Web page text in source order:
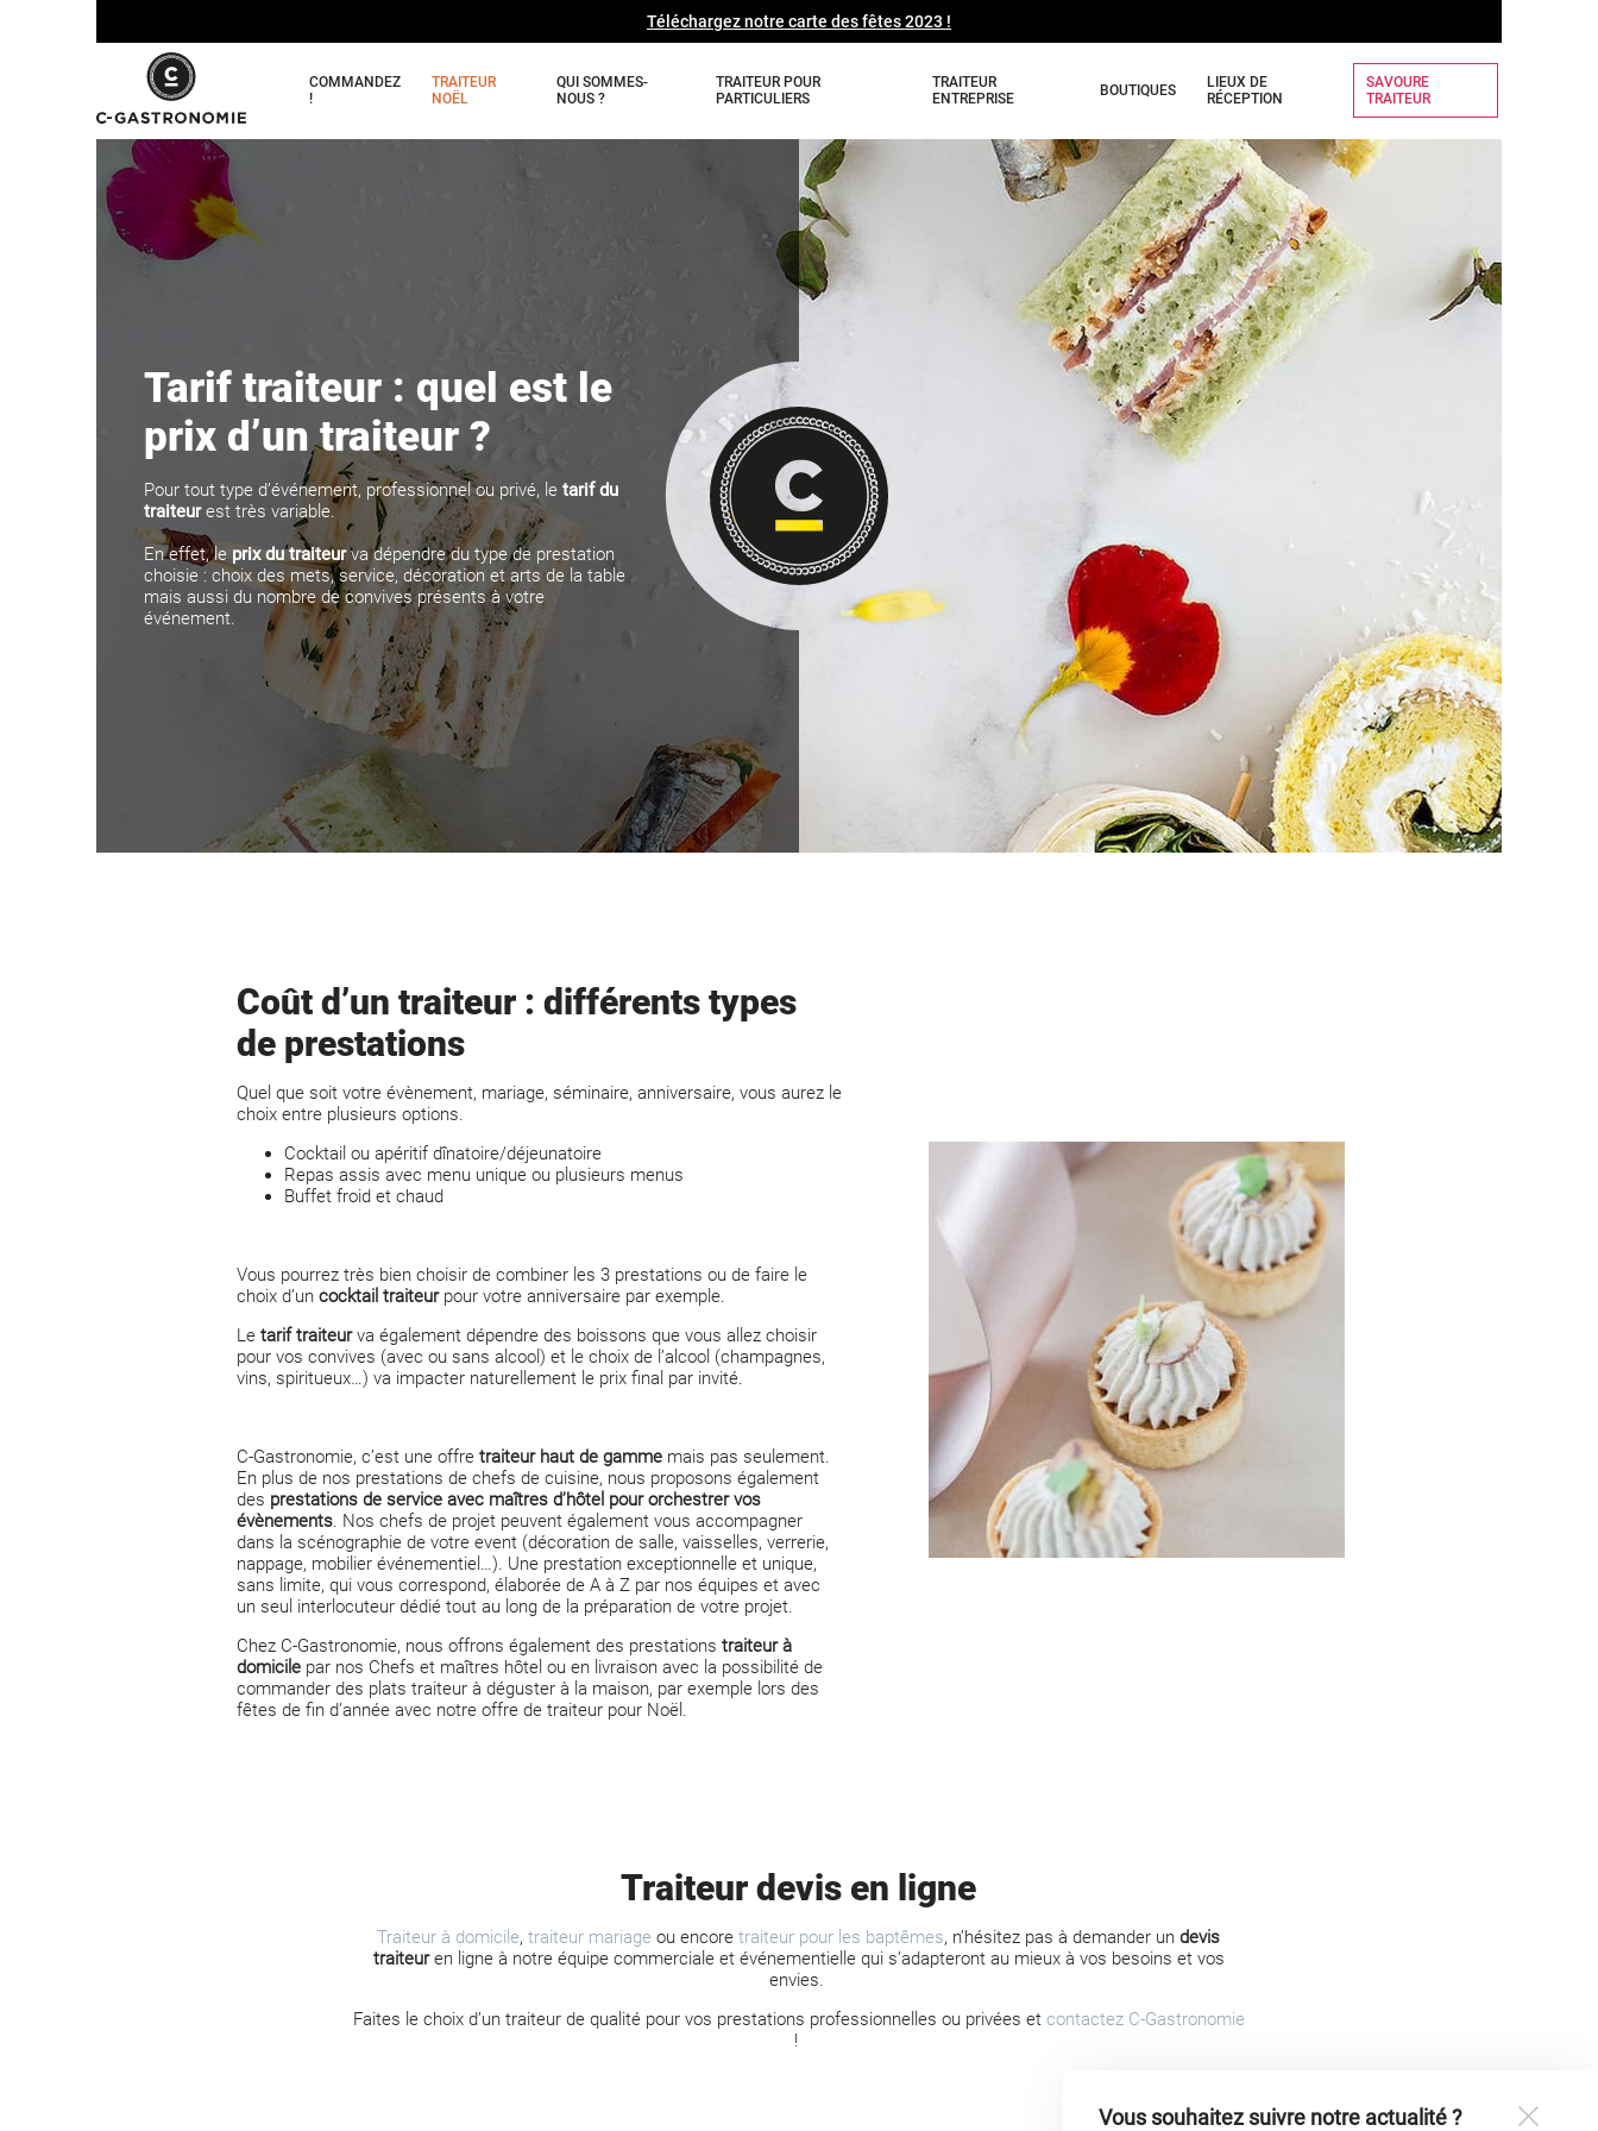
Vous souhaitez suivre notre actualité ?
Téléchargez notre carte des fêtes 2023 !
COMMANDEZ
!
TRAITEUR
NOËL
QUI SOMMES-
NOUS ?
TRAITEUR POUR
PARTICULIERS
TRAITEUR
ENTREPRISE
BOUTIQUES
LIEUX DE
RÉCEPTION
SAVOURE
TRAITEUR
Tarif traiteur : quel est le
prix d’un traiteur ?
Pour tout type d’événement, professionnel ou privé, le tarif du
traiteurest très variable.
En effet, le prix du traiteurva dépendre du type de prestation
choisie : choix des mets, service, décoration et arts de la table
mais aussi du nombre de convives présents à votre
événement.
Coût d’un traiteur : différents types
de prestations
Quel que soit votre évènement, mariage, séminaire, anniversaire, vous aurez le
choix entre plusieurs options.
Cocktail ou apéritif dînatoire/déjeunatoire
Repas assis avec menu unique ou plusieurs menus
Buffet froid et chaud
Vous pourrez très bien choisir de combiner les 3 prestations ou de faire le
choix d’un cocktail traiteurpour votre anniversaire par exemple.
Letarif traiteurva également dépendre des boissons que vous allez choisir
pour vos convives (avec ou sans alcool) et le choix de l’alcool (champagnes,
vins, spiritueux…) va impacter naturellement le prix final par invité.
C-Gastronomie, c’est une offre traiteur haut de gammemais pas seulement.
En plus de nos prestations de chefs de cuisine, nous proposons également
des prestations de service avec maîtres d’hôtel pour orchestrer vos
évènements. Nos chefs de projet peuvent également vous accompagner
dans la scénographie de votre event (décoration de salle, vaisselles, verrerie,
nappage, mobilier événementiel…). Une prestation exceptionnelle et unique,
sans limite, qui vous correspond, élaborée de A à Z par nos équipes et avec
un seul interlocuteur dédié tout au long de la préparation de votre projet.
Chez C-Gastronomie, nous offrons également des prestations traiteur à
domicilepar nos Chefs et maîtres hôtel ou en livraison avec la possibilité de
commander des plats traiteur à déguster à la maison, par exemple lors des
fêtes de fin d’année avec notre offre de traiteur pour Noël .
Traiteur devis en ligne
Traiteur à domicile,traiteur mariage ou encoretraiteur pour les baptêmes, n’hésitez pas à demander un devis
traiteuren ligne à notre équipe commerciale et événementielle qui s’adapteront au mieux à vos besoins et vos
envies.
Faites le choix d’un traiteur de qualité pour vos prestations professionnelles ou privées et contactez C-Gastronomie
!